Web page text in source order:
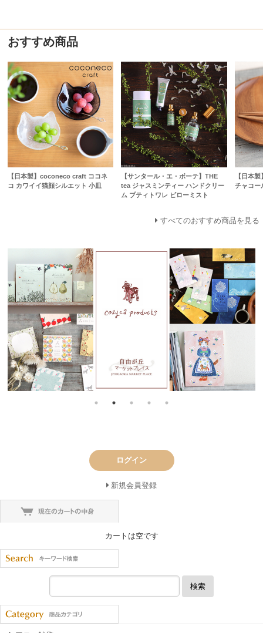
おすすめ商品
【日本製】coconeco craft ココネ
コ カワイイ猫顔シルエット 小皿
【サンタール・エ・ボーテ】THE
tea ジャスミンティー ハンドクリー
ム プティトワレ ピローミスト
【日本
チャコー
すべてのおすすめ商品を見る
ログイン
新規会員登録
カートは空です
検索